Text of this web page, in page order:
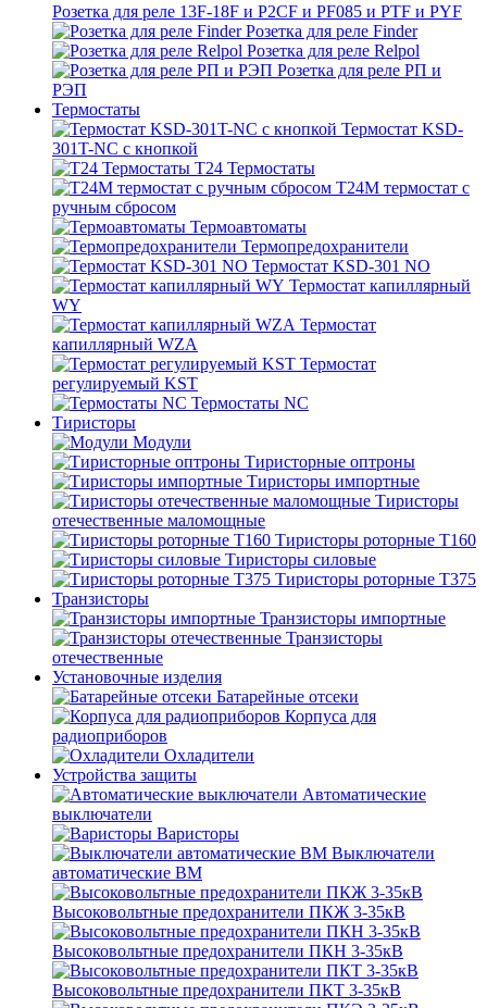
Розетка для реле 13F-18F и P2CF и PF085 и PTF и PYF
Розетка для реле Finder
Розетка для реле Relpol
Розетка для реле РП и
РЭП
Термостаты
Термостат KSD-
301T-NC с кнопкой
T24 Термостаты
T24M термостат с
ручным сбросом
Термоавтоматы
Термопредохранители
Термостат KSD-301 NO
Термостат капиллярный
WY
Термостат
капиллярный WZA
Термостат
регулируемый KST
Термостаты NC
Тиристоры
Модули
Тиристорные оптроны
Тиристоры импортные
Тиристоры
отечественные маломощные
Тиристоры роторные Т160
Тиристоры силовые
Тиристоры роторные Т375
Транзисторы
Транзисторы импортные
Транзисторы
отечественные
Установочные изделия
Батарейные отсеки
Корпуса для
радиоприборов
Охладители
Устройства защиты
Автоматические
выключатели
Варисторы
Выключатели
автоматические ВМ
Высоковольтные предохранители ПКЖ 3-35кВ
Высоковольтные предохранители ПКН 3-35кВ
Высоковольтные предохранители ПКТ 3-35кВ